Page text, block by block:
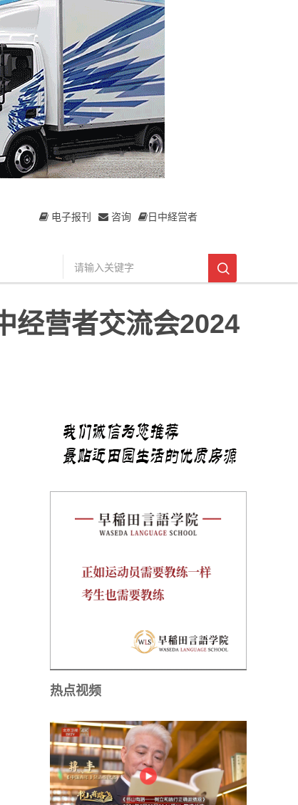
电子报刊 咨询 日中経営者
经营者交流会2024
热点视频